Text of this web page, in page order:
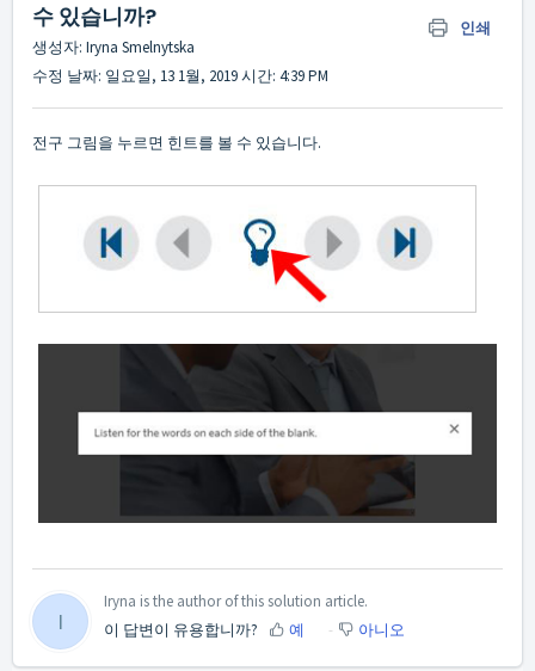
수 있습니까?
인쇄
생성자: Iryna Smelnytska
수정 날짜: 일요일, 13 1월, 2019 시간: 4:39 PM
전구 그림을 누르면 힌트를 볼 수 있습니다.
I
Iryna is the author of this solution article.
이 답변이 유용합니까?
예 아니오